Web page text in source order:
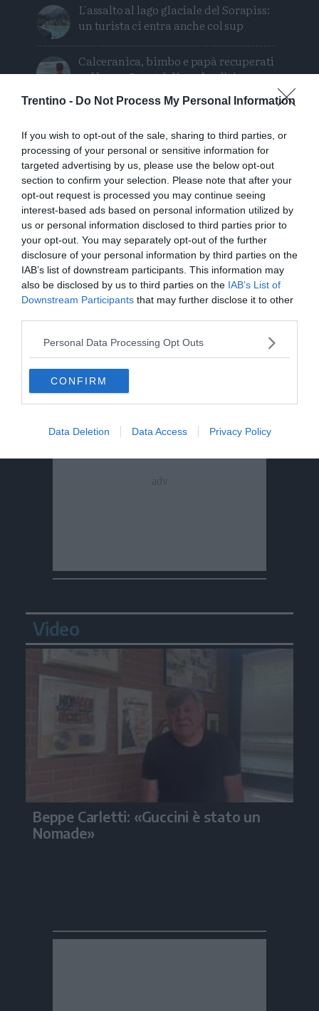
Trentino - Do Not Process My Personal Information
If you wish to opt-out of the sale, sharing to third parties, or
processing of your personal or sensitive information for
targeted advertising by us, please use the below opt-out
section to confirm your selection. Please note that after your
opt-out request is processed you may continue seeing
interest-based ads based on personal information utilized by
us or personal information disclosed to third parties prior to
your opt-out. You may separately opt-out of the further
disclosure of your personal information by third parties on the
IAB’s list of downstream participants. This information may
also be disclosed by us to third parties on the IAB’s List of
Downstream Participants that may further disclose it to other
Personal Data Processing Opt Outs
CONFIRM
Data Deletion Data Access Privacy Policy
L'assalto al lago glaciale del Sorapiss:
un turista ci entra anche col sup
Calceranica, bimbo e papà recuperati
nel lago a 8 metri di profondità
Solo venerdì un calo delle temperature
Tragedia in piscina: perde la vita un
ragazzo di Trento
Morto Mattia Maestri: aveva 13 anni, in
coma dal 2017 dopo un formaggio
contaminato
Tragedia sul Latemar: quattordicenne
precipita e muore
Video
Beppe Carletti: «Guccini è stato un
Nomade»